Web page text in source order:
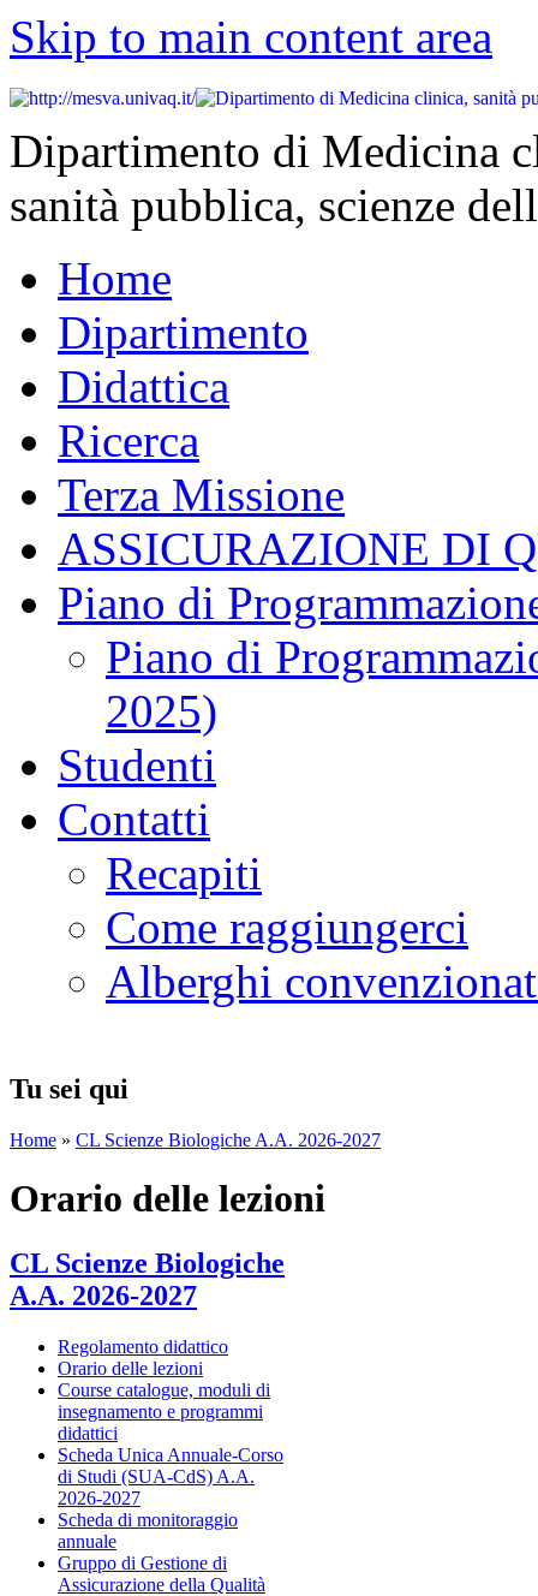
Skip to main content area
Dipartimento di Medicina
sanità pubblica, scienze
Home
Dipartimento
Didattica
Ricerca
Terza Missione
ASSICURAZIONE DI
Piano di
Piano di
2025)
Studenti
Contatti
Recapiti
Come raggiungerci
Alberghi
Tu sei qui
Home » CL Scienze Biologiche A.A. 2026-2027
Orario delle lezioni
CL Scienze Biologiche
A.A. 2026-2027
Regolamento didattico
Orario delle lezioni
Course catalogue, moduli di
insegnamento e programmi
didattici
Scheda Unica Annuale-Corso
di Studi (SUA-CdS) A.A.
2026-2027
Scheda di monitoraggio
annuale
Gruppo di Gestione di
Assicurazione della Qualità